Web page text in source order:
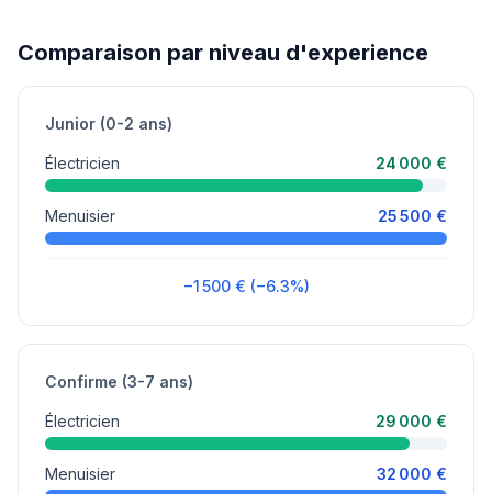
Comparaison par niveau d'experience
Junior (0-2 ans)
Électricien 24 000 €
Menuisier 25 500 €
−1 500 € (−6.3%)
Confirme (3-7 ans)
Électricien 29 000 €
Menuisier 32 000 €